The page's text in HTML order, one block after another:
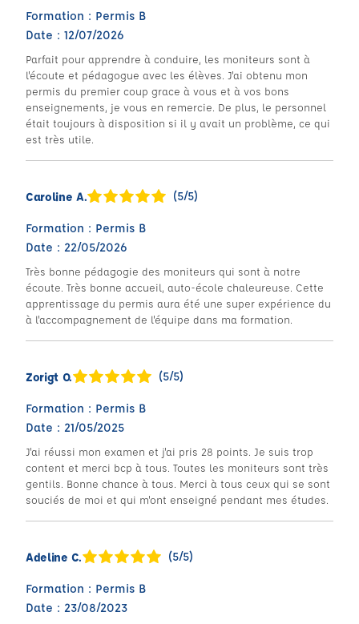
Formation : Permis B
Date : 12/07/2026
Parfait pour apprendre à conduire, les moniteurs sont à
l'écoute et pédagogue avec les élèves. J'ai obtenu mon
permis du premier coup grace à vous et à vos bons
enseignements, je vous en remercie. De plus, le personnel
était toujours à disposition si il y avait un problème, ce qui
est très utile.
Caroline A. (5/5)
Formation : Permis B
Date : 22/05/2026
Très bonne pédagogie des moniteurs qui sont à notre
écoute. Très bonne accueil, auto-école chaleureuse. Cette
apprentissage du permis aura été une super expérience du
à l'accompagnement de l'équipe dans ma formation.
Zorigt O. (5/5)
Formation : Permis B
Date : 21/05/2025
J'ai réussi mon examen et j'ai pris 28 points. Je suis trop
content et merci bcp à tous. Toutes les moniteurs sont très
gentils. Bonne chance à tous. Merci à tous ceux qui se sont
souciés de moi et qui m'ont enseigné pendant mes études.
Adeline C. (5/5)
Formation : Permis B
Date : 23/08/2023